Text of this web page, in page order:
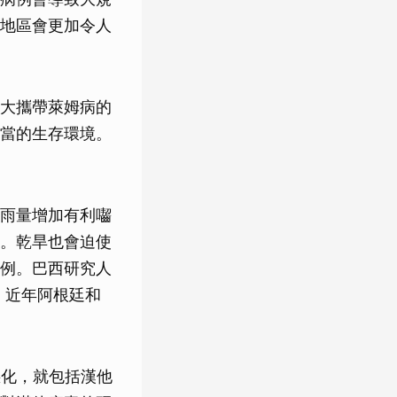
區會更加令人
攜帶萊姆病的
的生存環境。
量增加有利囓
乾旱也會迫使
。巴西研究人
年阿根廷和
，就包括漢他